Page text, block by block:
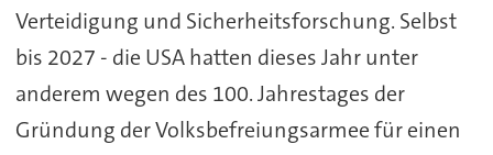
Verteidigung und Sicherheitsforschung. Selbst
bis 2027 - die USA hatten dieses Jahr unter
anderem wegen des 100. Jahrestages der
Gründung der Volksbefreiungsarmee für einen